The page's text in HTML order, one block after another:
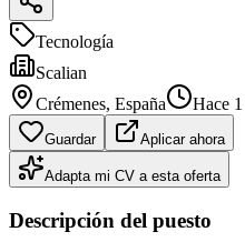
Tecnología
Scalian
Crémenes, España Hace 1
Guardar Aplicar ahora
Adapta mi CV a esta oferta
Descripción del puesto